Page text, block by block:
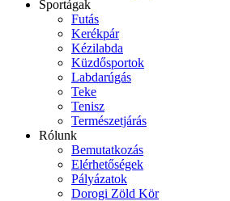
Sportágak
Futás
Kerékpár
Kézilabda
Küzdősportok
Labdarúgás
Teke
Tenisz
Természetjárás
Rólunk
Bemutatkozás
Elérhetőségek
Pályázatok
Dorogi Zöld Kör